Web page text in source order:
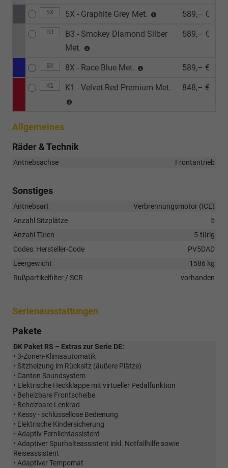
5X 5X - Graphite Grey Met. 589,– €
B3
B3 - Smokey Diamond Silber
Met.
589,– €
8X 8X - Race Blue Met. 589,– €
K1 K1 - Velvet Red Premium Met. 848,– €
Allgemeines
Räder & Technik
Antriebsachse Frontantrieb
Sonstiges
Antriebsart
Verbrennungsmotor (ICE)
Anzahl Sitzplätze
5
Anzahl Türen
5-türig
Codes: Hersteller-Code
PV5DAD
Leergewicht
1586 kg
Rußpartikelfilter / SCR
vorhanden
Serienausstattungen
Pakete
DK Paket RS – Extras zur Serie DE:
• 3-Zonen-Klimaautomatik
• Sitzheizung im Rücksitz (äußere Plätze)
• Canton Soundsystem
• Elektrische Heckklappe mit virtueller Pedalfunktion
• Beheizbare Frontscheibe
• Beheizbare Lenkrad
• Kessy - schlüssellose Bedienung
• Elektrische Kindersicherung
• Adaptiv Fernlichtassistent
• Adaptiver Spurhalteassistent inkl. Notfallhilfe sowie
Reiseassistent
• Adaptiver Tempomat